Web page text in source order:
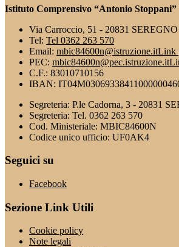
Istituto Comprensivo “Antonio Stoppani”
Via Carroccio, 51 - 20831
Tel: Tel 0362 263 570
Email: mbic84600n@istruzione.itLink
PEC: mbic84600n@pec.istruzione.it
C.F.: 83010710156
IBAN:
Segreteria: P.le Cadorna, 3 - 20831
Segreteria: Tel. 0362 263 570
Cod. Ministeriale: MBIC84600N
Codice unico ufficio: UF0AK4
Seguici su
Facebook
Sezione Link Utili
Cookie policy
Note legali